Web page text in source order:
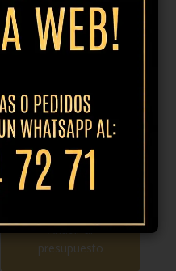
Plato llano
28cm dune
azul
21,95 €IVA
incl.
Añadir al
presupuesto